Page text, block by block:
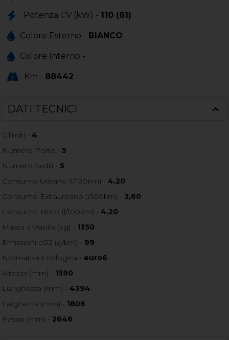
Potenza CV (kW) - 110 (81)
Colore Esterno - BIANCO
Colore Interno -
Km - 88442
DATI TECNICI
Cilindri -4
Numero Porte - 5
Numero Sedili - 5
Consumo Urbano (l/100km) -4,20
Consumo Extraurbano (l/100km) - 3,60
Consumo Misto (l/100km) -4,20
Massa a Vuoto (kg) - 1350
Emissioni cO2 (g/km) - 99
Normativa Ecologica - euro6
Altezza (mm) - 1590
Lunghezza (mm) -4394
Larghezza (mm) - 1806
Passo (mm) - 2646